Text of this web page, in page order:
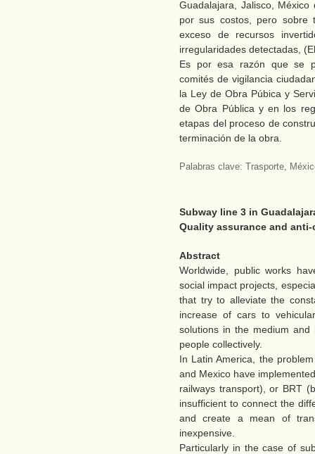
Guadalajara, Jalisco,
por sus costos, pero sobre
exceso de recursos
irregularidades detectadas,
Es por esa razón que se
comités de vigilancia
la Ley de Obra Púbica y
de Obra Pública y en los
etapas del proceso de
terminación de la obra.
Palabras clave: Trasporte,
Subway line 3 in
Quality assurance and
Abstract
Worldwide, public works
social impact projects,
that try to alleviate the
increase of cars to
solutions in the medium
people collectively.
In Latin America, the
and Mexico have
railways transport), or BRT
insufficient to connect the
and create a mean of
inexpensive.
Particularly in the case of